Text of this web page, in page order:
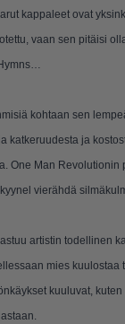
kappaleet ovat
vaan sen pitäisi
kohtaan sen
katkeruudesta ja
One Man
vierähdä
artistin todellinen
mies kuulostaa
kuuluvat,